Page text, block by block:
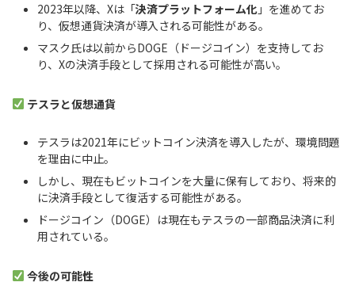
2023年以降、Xは「決済プラットフォーム化 」を進めてお
り、仮想通貨決済が導入される可能性がある。
マスク氏は以前からDOGE（ドージコイン）を支持してお
り、Xの決済手段として採用される可能性が高い。
テスラと仮想通貨
テスラは2021年にビットコイン決済を導入したが、環境問題
を理由に中止。
しかし、現在もビットコインを大量に保有しており、将来的
に決済手段として復活する可能性がある。
ドージコイン（DOGE）は現在もテスラの一部商品決済に利
用されている。
今後の可能性